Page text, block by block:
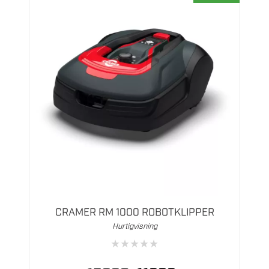
CRAMER RM 1000 ROBOTKLIPPER
Hurtigvisning
★★★★★